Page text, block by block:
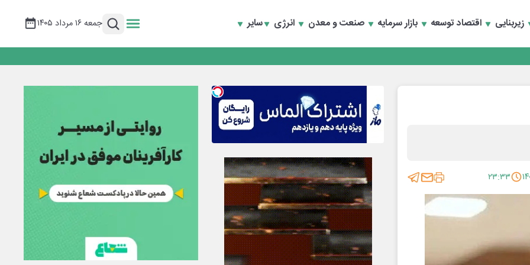
زیربنایی اقتصاد توسعه بازار سرمایه صنعت و معدن انرژی سایر جمعه ۱۶ مرداد ۱۴۰۵
تجارت و همگرایی منطقه‌ای
منطقه یک
تجارت و همگرایی منطقه‌ای
۲۳:۳۳